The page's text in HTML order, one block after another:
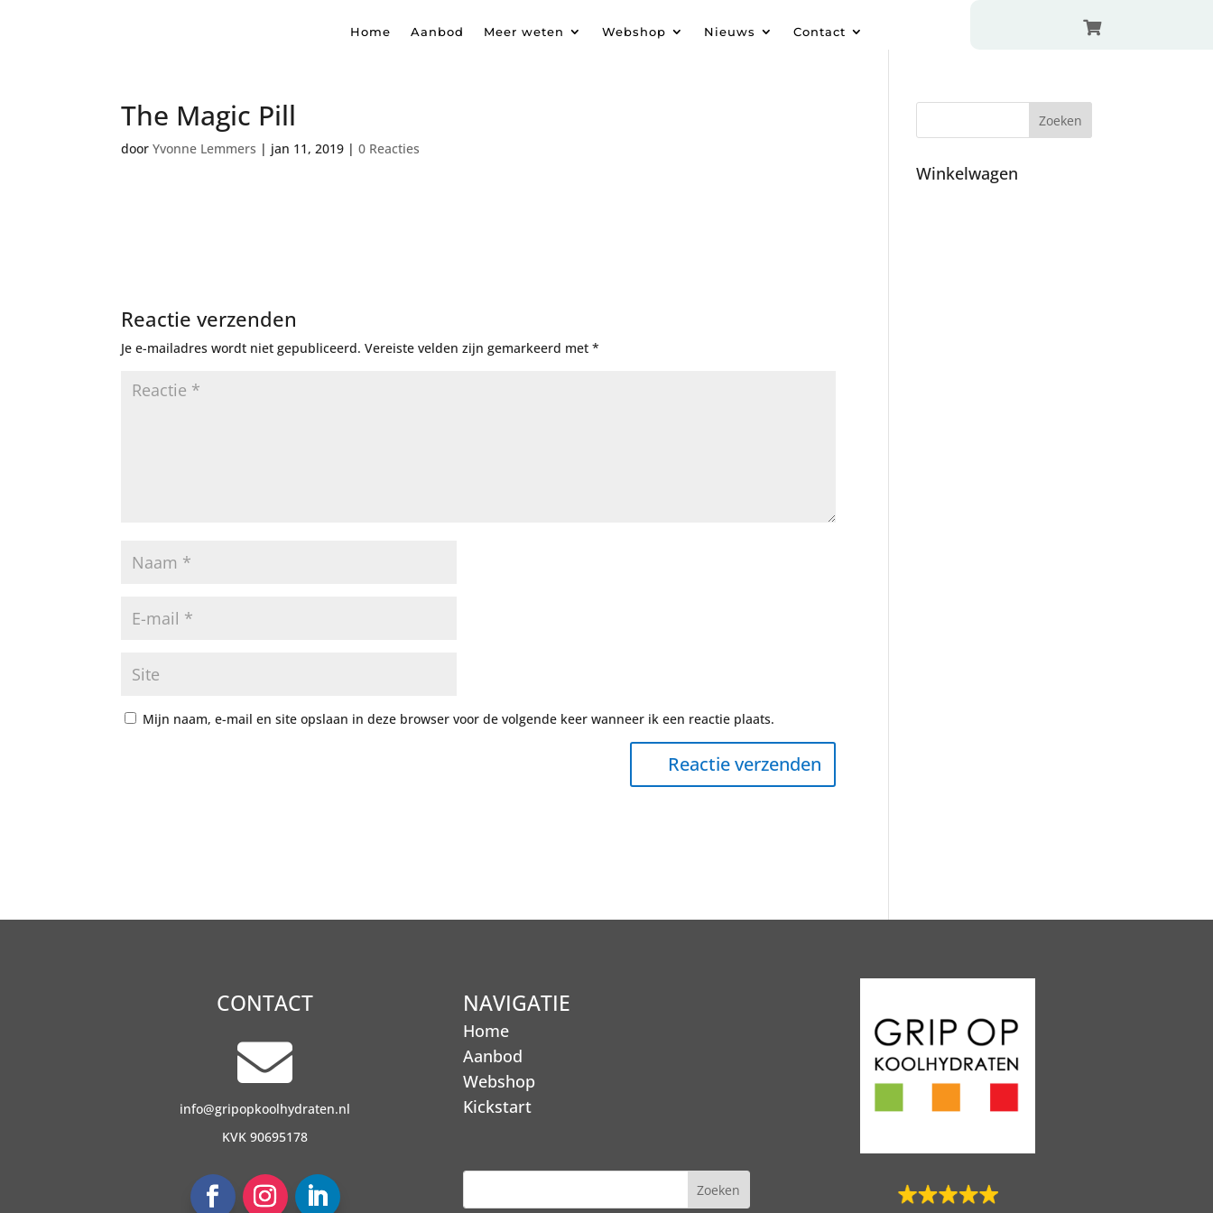
Home Aanbod Meer weten Webshop Nieuws Contact 
The Magic Pill
doorYvonne Lemmers | jan 11, 2019 |0 Reacties
Reactie verzenden
Je e-mailadres wordt niet gepubliceerd. Vereiste velden zijn gemarkeerd met*
Mijn naam, e-mail en site opslaan in deze browser voor de volgende keer wanneer ik een reactie plaats.
Winkelwagen
CONTACT

info@gripopkoolhydraten.nl
KVK 90695178
NAVIGATIE
Home
Aanbod
Webshop
Kickstart